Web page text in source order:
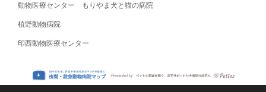
動物医療センター もりやま犬と猫の病院
植野動物病院
印西動物医療センター